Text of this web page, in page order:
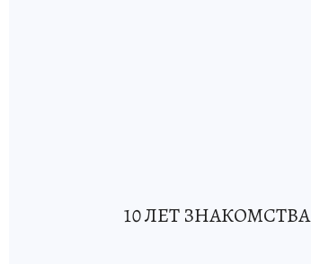
10 ЛЕТ ЗНАКОМСТВА